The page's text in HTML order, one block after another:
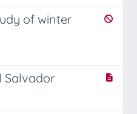
of winter
Salvador